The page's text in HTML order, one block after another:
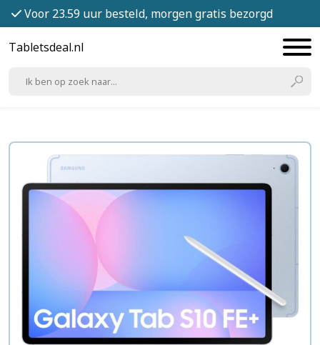
Voor 23.59 uur besteld, morgen gratis bezorgd
Tabletsdeal.nl